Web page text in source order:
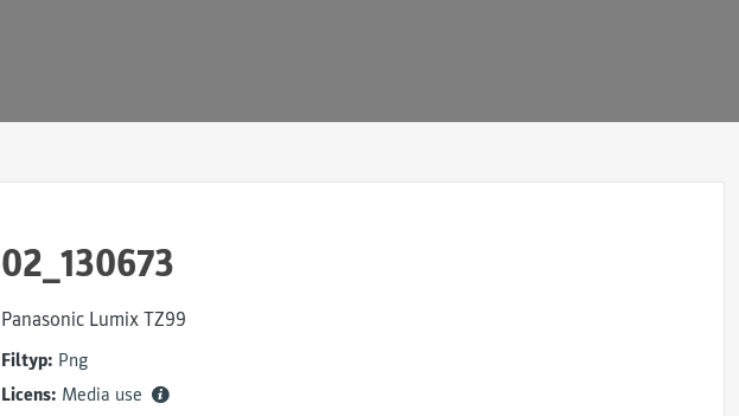
02_130673
Panasonic Lumix TZ99
Filtyp: Png
Licens: Media use